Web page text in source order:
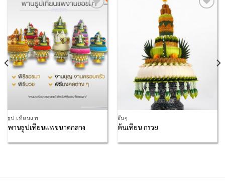
Wishlist
ธูป เทียนแพ
พานธูปเทียนแพขนาดกลาง
อื่นๆ
ต้นเทียน กรวย